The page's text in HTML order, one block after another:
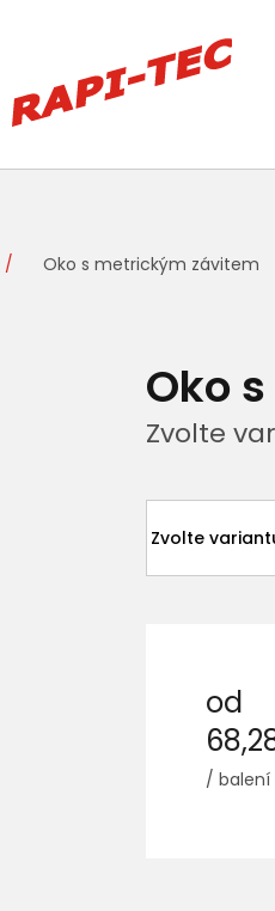
Oko s metrickým závitem
Oko
Zvolte
od
/ balení